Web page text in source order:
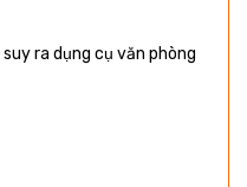
ra dụng cụ văn phòng